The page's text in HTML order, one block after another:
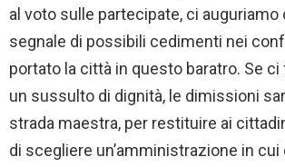
al voto sulle partecipate, ci auguriamo
segnale di possibili cedimenti nei
portato la città in questo baratro. Se
un sussulto di dignità, le dimissioni
strada maestra, per restituire ai
di scegliere un’amministrazione in